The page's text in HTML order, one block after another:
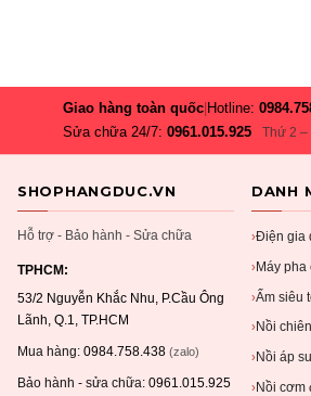
Giao hàng toàn quốc Hotline:
Sửa chữa 24/7:0961.015.925 Thứ 2 –
SHOPHANGDUC.VN
Hỗ trợ - Bảo hành - Sửa chữa
TPHCM:
53/2 Nguyễn Khắc Nhu, P.Cầu Ông
Lãnh, Q.1, TP.HCM
Mua hàng: 0984.758.438 (zalo)
Bảo hành - sửa chữa: 0961.015.925
DANH
›Điện gia
›Máy pha
›Ấm siêu
› Nồi
› Nồi áp
› Nồi cơm